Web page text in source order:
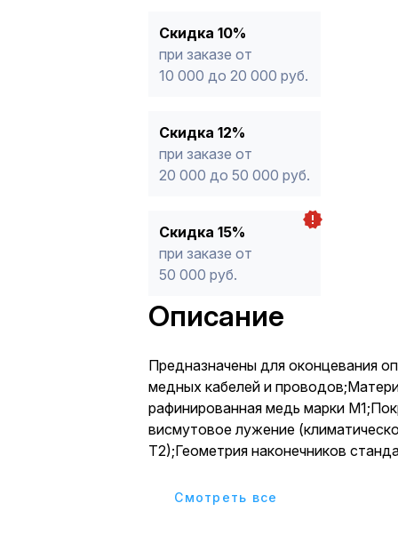
Скидка 10%
при заказе от
10 000 до 20 000 руб.
Скидка 12%
при заказе от
20 000 до 50 000 руб.
Скидка 15%
при заказе от
50 000 руб.
Описание
Предназначены для оконцевания
медных кабелей и
рафинированная медь марки
висмутовое лужение
Т2);Геометрия наконечников
медных наконечников от
Cмотреть все